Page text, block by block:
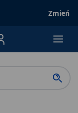
Zmień